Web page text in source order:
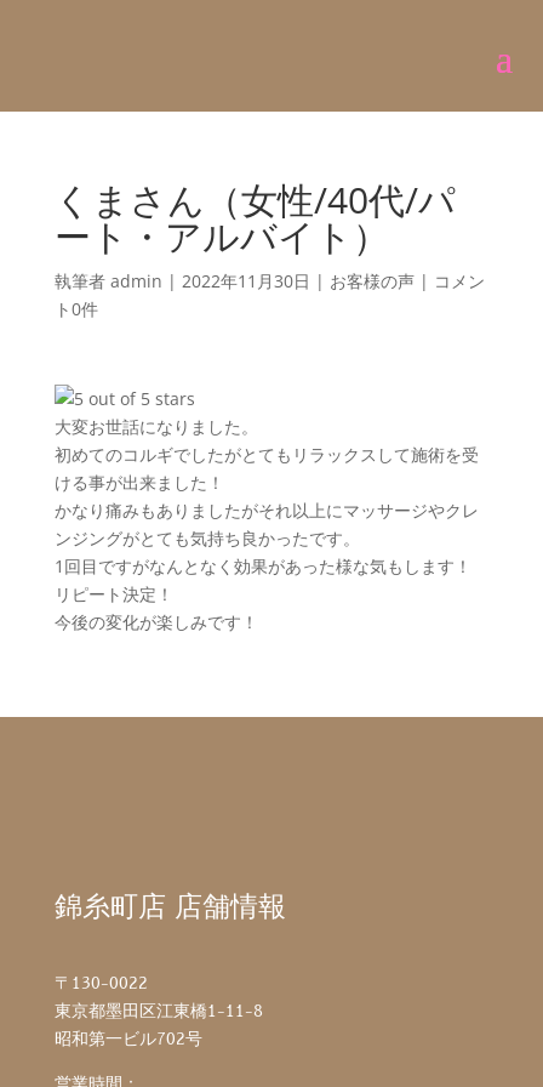
くまさん（女性/40代/パ
ート・アルバイト）
執筆者 admin | 2022年11月30日 | お客様の声| コメン
ト0件
大変お世話になりました。
初めてのコルギでしたがとてもリラックスして施術を受
ける事が出来ました！
かなり痛みもありましたがそれ以上にマッサージやクレ
ンジングがとても気持ち良かったです。
1回目ですがなんとなく効果があった様な気もします！
リピート決定！
今後の変化が楽しみです！
錦糸町店 店舗情報
〒130-0022
東京都墨田区江東橋1-11-8
昭和第一ビル702号
営業時間：